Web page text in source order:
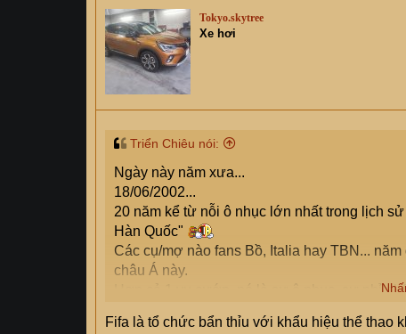
t
i
o
n
s
Tokyo.skytree
Xe hơi
Triển Chiêu nói:
Ngày này năm xưa...
18/06/2002...
20 năm kể từ nỗi ô nhục lớn nhất trong lịch
Hàn Quốc"
Các cụ/mợ nào fans Bồ, Italia hay TBN...
châu Á này.
Hơn cả 1 vụ cướp, nó là sự ô nhục, sự phỉ
Fifa là tổ chức bẩn thỉu với khẩu hiệu thể thao